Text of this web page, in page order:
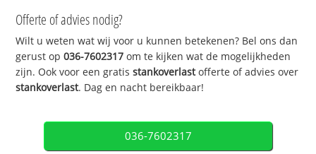
Offerte of advies nodig?
Wilt u weten wat wij voor u kunnen betekenen? Bel ons dan
gerust op036-7602317 om te kijken wat de mogelijkheden
zijn. Ook voor een gratisstankoverlastofferte of advies over
stankoverlast. Dag en nacht bereikbaar!
036-7602317